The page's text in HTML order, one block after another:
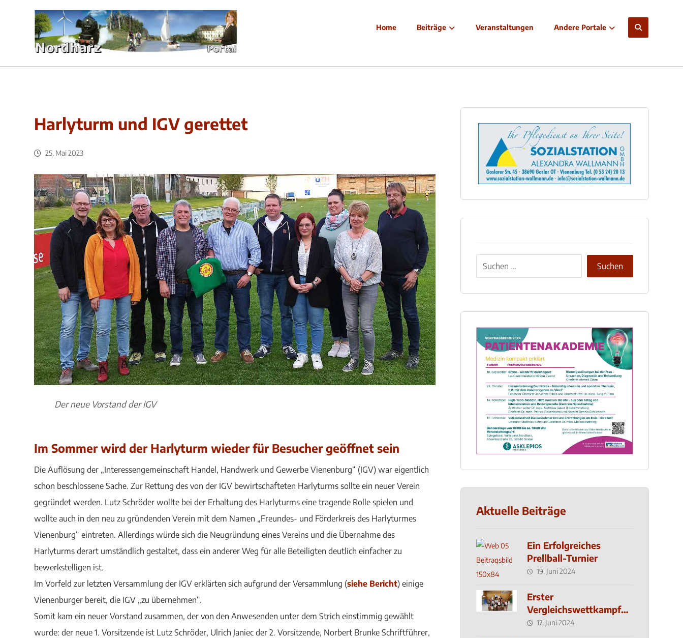
Home Beiträge Veranstaltungen Andere Portale
Harlyturm und IGV gerettet
25. Mai 2023
Der neue Vorstand der IGV
Im Sommer wird der Harlyturm wieder für Besucher geöffnet sein
Die Auflösung der „Interessengemeinschaft Handel, Handwerk und Gewerbe Vienenburg“ (IGV) war eigentlich
schon beschlossene Sache. Zur Rettung des von der IGV bewirtschafteten Harlyturms sollte ein neuer Verein
gegründet werden. Lutz Schröder wollte bei der Erhaltung des Harlyturms eine tragende Rolle spielen und
wollte auch in den neu zu gründenden Verein mit dem Namen „Freundes- und Förderkreis des Harlyturmes
Vienenburg“ eintreten. Allerdings würde sich die Neugründung eines Vereins und die Übernahme des
Harlyturms derart umständlich gestaltet, dass ein anderer Weg für alle Beteiligten deutlich einfacher zu
bewerkstelligen ist.
Im Vorfeld zur letzten Versammlung der IGV erklärten sich aufgrund der Versammlung (siehe Bericht) einige
Vienenburger bereit, die IGV „zu übernehmen“.
Somit kam ein neuer Vorstand zusammen, der von den Anwesenden unter dem Strich einstimmig gewählt
wurde: der neue 1. Vorsitzende ist Lutz Schröder, Ulrich Janiec der 2. Vorsitzende, Norbert Brunke Schriftführer,
Aktuelle Beiträge
Ein Erfolgreiches
Prellball-Turnier
19. Juni 2024
Erster
Vergleichswettkampf
seit 2019
17. Juni 2024